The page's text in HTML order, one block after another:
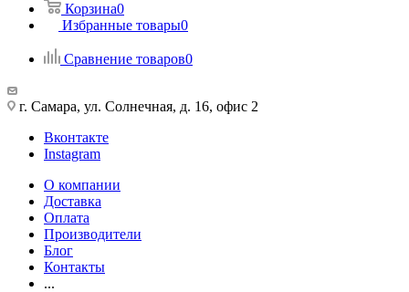
Корзина0
Избранные товары0
Сравнение товаров0
г. Самара, ул. Солнечная, д. 16, офис 2
Вконтакте
Instagram
О компании
Доставка
Оплата
Производители
Блог
Контакты
...